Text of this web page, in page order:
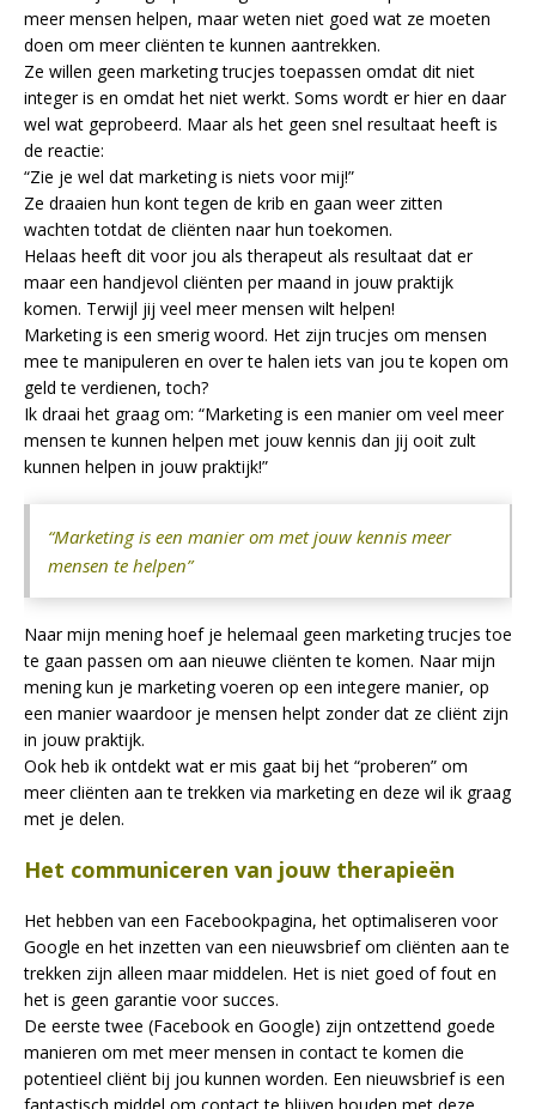
meer mensen helpen, maar weten niet goed wat ze moeten
doen om meer cliënten te kunnen aantrekken.
Ze willen geen marketing trucjes toepassen omdat dit niet
integer is en omdat het niet werkt. Soms wordt er hier en daar
wel wat geprobeerd. Maar als het geen snel resultaat heeft is
de reactie:
“Zie je wel dat marketing is niets voor mij!”
Ze draaien hun kont tegen de krib en gaan weer zitten
wachten totdat de cliënten naar hun toekomen.
Helaas heeft dit voor jou als therapeut als resultaat dat er
maar een handjevol cliënten per maand in jouw praktijk
komen. Terwijl jij veel meer mensen wilt helpen!
Marketing is een smerig woord. Het zijn trucjes om mensen
mee te manipuleren en over te halen iets van jou te kopen om
geld te verdienen, toch?
Ik draai het graag om: “Marketing is een manier om veel meer
mensen te kunnen helpen met jouw kennis dan jij ooit zult
kunnen helpen in jouw praktijk!”
“Marketing is een manier om met jouw kennis meer
mensen te helpen”
Naar mijn mening hoef je helemaal geen marketing trucjes toe
te gaan passen om aan nieuwe cliënten te komen. Naar mijn
mening kun je marketing voeren op een integere manier, op
een manier waardoor je mensen helpt zonder dat ze cliënt zijn
in jouw praktijk.
Ook heb ik ontdekt wat er mis gaat bij het “proberen” om
meer cliënten aan te trekken via marketing en deze wil ik graag
met je delen.
Het communiceren van jouw therapieën
Het hebben van een Facebookpagina, het optimaliseren voor
Google en het inzetten van een nieuwsbrief om cliënten aan te
trekken zijn alleen maar middelen. Het is niet goed of fout en
het is geen garantie voor succes.
De eerste twee (Facebook en Google) zijn ontzettend goede
manieren om met meer mensen in contact te komen die
potentieel cliënt bij jou kunnen worden. Een nieuwsbrief is een